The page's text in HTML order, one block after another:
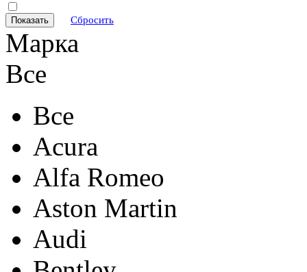
Сбросить
Марка
Все
Все
Acura
Alfa Romeo
Aston Martin
Audi